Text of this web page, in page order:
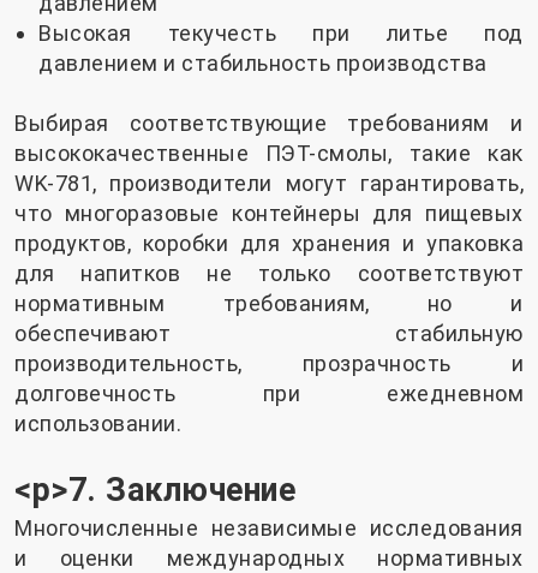
Высокая текучесть при литье под
давлением и стабильность производства
Выбирая соответствующие требованиям и
высококачественные ПЭТ-смолы, такие как
WK-781, производители могут гарантировать,
что многоразовые контейнеры для пищевых
продуктов, коробки для хранения и упаковка
для напитков не только соответствуют
нормативным требованиям, но и
обеспечивают стабильную
производительность, прозрачность и
долговечность при ежедневном
использовании.
<р>7. Заключение
Многочисленные независимые исследования
и оценки международных нормативных